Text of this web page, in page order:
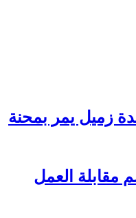
مقابلة العمل